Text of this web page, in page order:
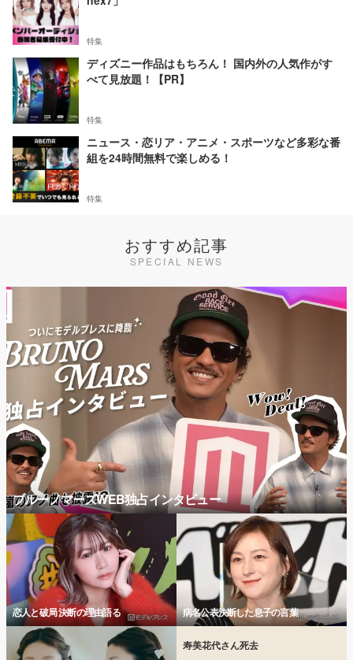
特集
ディズニー作品はもちろん！ 国内外の人気作がす
べて見放題！【PR】
特集
ニュース・恋リア・アニメ・スポーツなど多彩な番
組を24時間無料で楽しめる！
特集
おすすめ記事
SPECIAL NEWS
ブルーノマーズWEB独占インタビュー
恋人と破局 決断の理由語る 病名公表決断した息子の言葉
寿美花代さん死去